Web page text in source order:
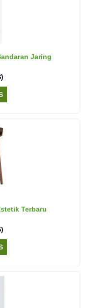
Jaring
Terbaru